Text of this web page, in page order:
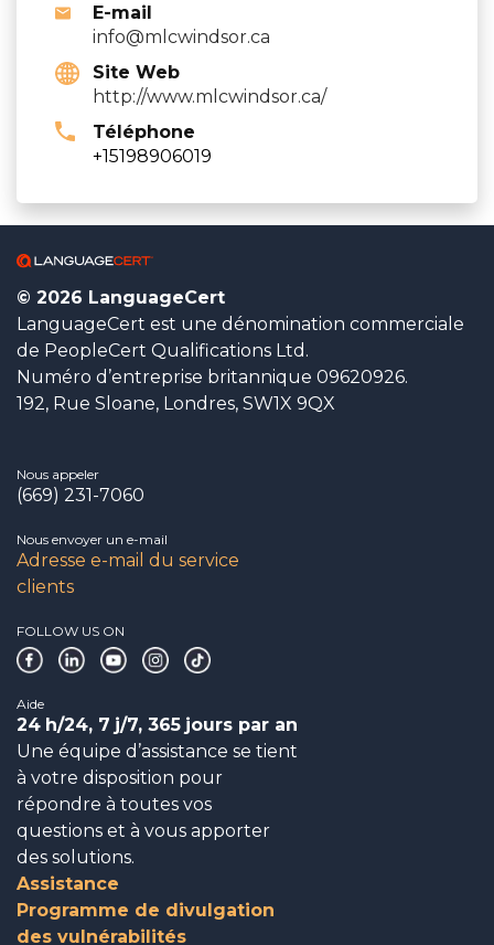
E-mail
info@mlcwindsor.ca
Site Web
http://www.mlcwindsor.ca/
Téléphone
+15198906019
© 2026 LanguageCert
LanguageCert est une dénomination commerciale
de PeopleCert Qualifications Ltd.
Numéro d’entreprise britannique 09620926.
192, Rue Sloane, Londres, SW1X 9QX
Nous appeler
(669) 231-7060
Nous envoyer un e-mail
Adresse e-mail du service
clients
FOLLOW US ON
Aide
24 h/24, 7 j/7, 365 jours par an
Une équipe d’assistance se tient
à votre disposition pour
répondre à toutes vos
questions et à vous apporter
des solutions.
Assistance
Programme de divulgation
des vulnérabilités